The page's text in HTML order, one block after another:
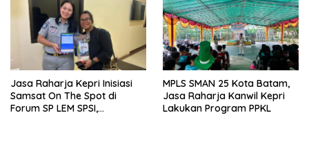
Jasa Raharja Kepri Inisiasi
Samsat On The Spot di
Forum SP LEM SPSI,
MPLS SMAN 25 Kota Batam,
Jasa Raharja Kanwil Kepri
Lakukan Program PPKL